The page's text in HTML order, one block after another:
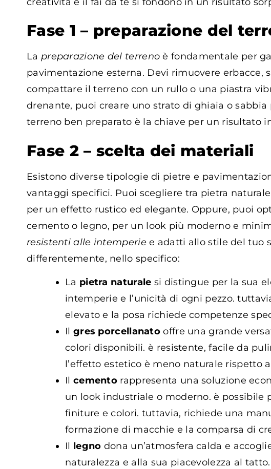
Fase 1 – preparazione del
La preparazione del terreno è fondamentale per
pavimentazione esterna. Devi rimuovere erbacce,
compattare il terreno con un rullo o una piastra
drenante, puoi creare uno strato di ghiaia o sabbia
terreno ben preparato è la chiave per un risultato
Fase 2 – scelta dei materiali
Esistono diverse tipologie di pietre e
vantaggi specifici. Puoi scegliere tra pietra
per un effetto rustico ed elegante. Oppure, puoi
cemento o legno, per un look più moderno e
resistenti alle intemperie e adatti allo stile del tuo
differentemente, nello specifico:
La pietra naturale si distingue per la sua
intemperie e l’unicità di ogni pezzo.
elevato e la posa richiede competenze
Il gres porcellanato offre una grande
colori disponibili. è resistente, facile da
l’effetto estetico è meno naturale rispetto
Il cemento rappresenta una soluzione
un look industriale o moderno. è possibile
finiture e colori. tuttavia, richiede una
formazione di macchie e la comparsa di
Il legno dona un’atmosfera calda e
naturalezza e alla sua piacevolezza al